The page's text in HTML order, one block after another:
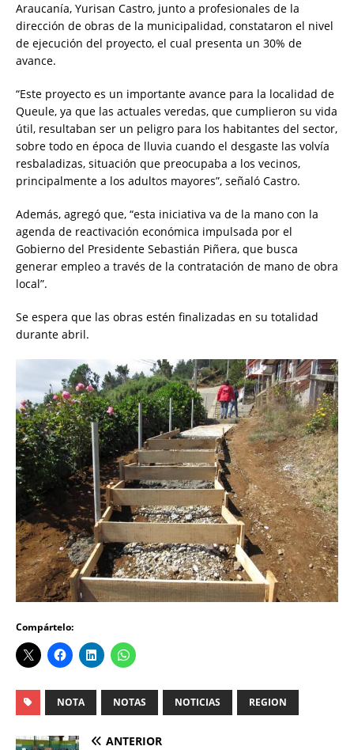
Araucanía, Yurisan Castro, junto a profesionales de la
dirección de obras de la municipalidad, constataron el nivel
de ejecución del proyecto, el cual presenta un 30% de
avance.
“Este proyecto es un importante avance para la localidad de
Queule, ya que las actuales veredas, que cumplieron su vida
útil, resultaban ser un peligro para los habitantes del sector,
sobre todo en época de lluvia cuando el desgaste las volvía
resbaladizas, situación que preocupaba a los vecinos,
principalmente a los adultos mayores”, señaló Castro.
Además, agregó que, “esta iniciativa va de la mano con la
agenda de reactivación económica impulsada por el
Gobierno del Presidente Sebastián Piñera, que busca
generar empleo a través de la contratación de mano de obra
local”.
Se espera que las obras estén finalizadas en su totalidad
durante abril.
Compártelo:
NOTA NOTAS NOTICIAS REGION
ANTERIOR